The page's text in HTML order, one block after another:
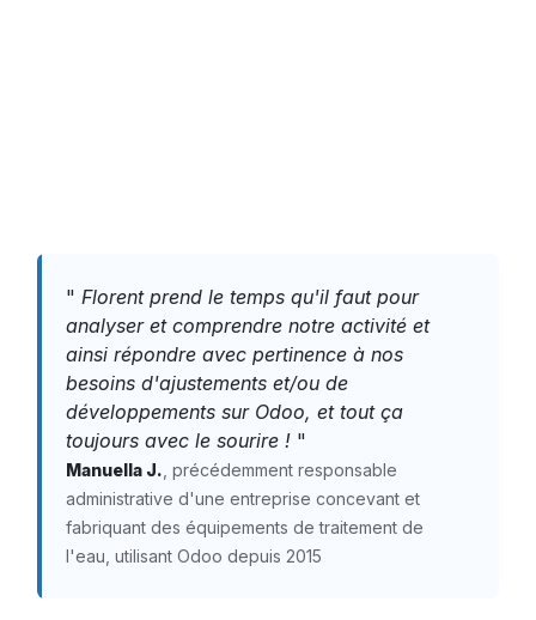
" Florent prend le temps qu'il faut pour
analyser et comprendre notre activité et
ainsi répondre avec pertinence à nos
besoins d'ajustements et/ou de
développements sur Odoo, et tout ça
toujours avec le sourire ! "
Manuella J. , précédemment responsable
administrative d'une entreprise concevant et
fabriquant des équipements de traitement de
l'eau, utilisant Odoo depuis 2015